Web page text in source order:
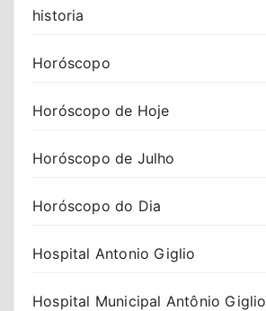
historia
Horóscopo
Horóscopo de Hoje
Horóscopo de Julho
Horóscopo do Dia
Hospital Antonio Giglio
Hospital Municipal Antônio Giglio